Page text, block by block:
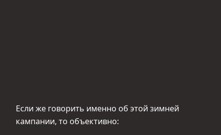
Если же говорить именно об этой зимней
кампании, то объективно: